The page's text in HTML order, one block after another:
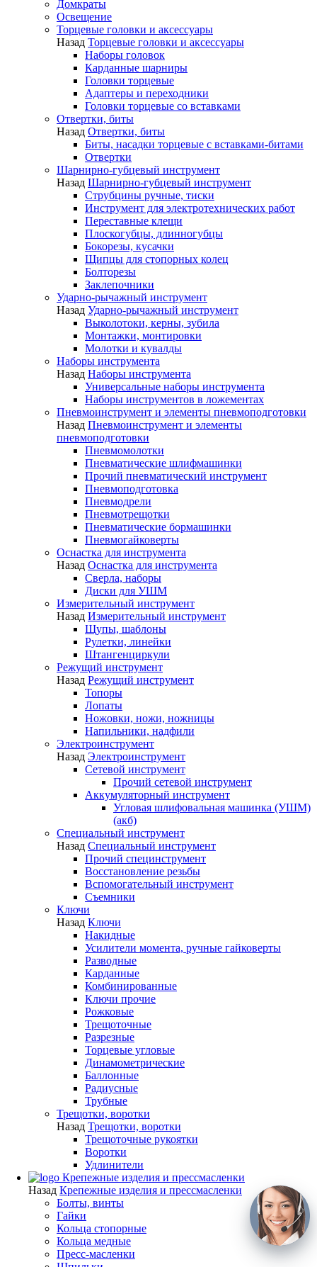
Домкраты
Освещение
Торцевые головки и аксессуары
Назад Торцевые головки и аксессуары
Наборы головок
Карданные шарниры
Головки торцевые
Адаптеры и переходники
Головки торцевые со вставками
Отвертки, биты
Назад Отвертки, биты
Биты, насадки торцевые с вставками-битами
Отвертки
Шарнирно-губцевый инструмент
Назад Шарнирно-губцевый инструмент
Струбцины ручные, тиски
Инструмент для электротехнических работ
Переставные клещи
Плоскогубцы, длинногубцы
Бокорезы, кусачки
Щипцы для стопорных колец
Болторезы
Заклепочники
Ударно-рычажный инструмент
Назад Ударно-рычажный инструмент
Выколотоки, керны, зубила
Монтажки, монтировки
Молотки и кувалды
Наборы инструмента
Назад Наборы инструмента
Универсальные наборы инструмента
Наборы инструментов в ложементах
Пневмоинструмент и элементы пневмоподготовки
Назад Пневмоинструмент и элементы
пневмоподготовки
Пневмомолотки
Пневматические шлифмашинки
Прочий пневматический инструмент
Пневмоподготовка
Пневмодрели
Пневмотрещотки
Пневматические бормашинки
Пневмогайковерты
Оснастка для инструмента
Назад Оснастка для инструмента
Сверла, наборы
Диски для УШМ
Измерительный инструмент
Назад Измерительный инструмент
Щупы, шаблоны
Рулетки, линейки
Штангенциркули
Режущий инструмент
Назад Режущий инструмент
Топоры
Лопаты
Ножовки, ножи, ножницы
Напильники, надфили
Электроинструмент
Назад Электроинструмент
Сетевой инструмент
Прочий сетевой инструмент
Аккумуляторный инструмент
Угловая шлифовальная машинка (УШМ)
(акб)
Специальный инструмент
Назад Специальный инструмент
Прочий специнструмент
Восстановление резьбы
Вспомогательный инструмент
Съемники
Ключи
Назад Ключи
Накидные
Усилители момента, ручные гайковерты
Разводные
Карданные
Комбинированные
Ключи прочие
Рожковые
Трещоточные
Разрезные
Торцевые угловые
Динамометрические
Баллонные
Радиусные
Трубные
Трещотки, воротки
Назад Трещотки, воротки
Трещоточные рукоятки
Воротки
Удлинители
Крепежные изделия и прессмасленки
Назад Крепежные изделия и прессмасленки
Болты, винты
Гайки
Кольца стопорные
Кольца медные
Пресс-масленки